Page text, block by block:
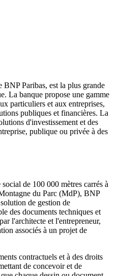
Paribas, est la plus grande
La banque propose une gamme
particuliers et aux entreprises,
publiques et financières. La
d'investissement et des
publique ou privée à des
de 100 000 mètres carrés à
du Parc (MdP), BNP
de gestion de
des documents techniques et
l'architecte et l'entrepreneur,
associés à un projet de
contractuels et à des droits
de concevoir et de